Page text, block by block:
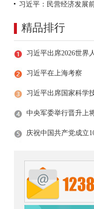
精品排行
习近平在上海考察